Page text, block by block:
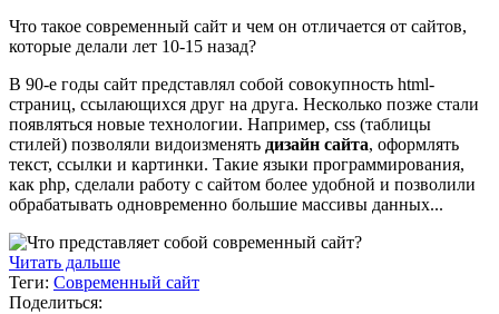
Что такое современный сайт и чем он отличается от сайтов,
которые делали лет 10-15 назад?
В 90-е годы сайт представлял собой совокупность html-
страниц, ссылающихся друг на друга. Несколько позже стали
появляться новые технологии. Например, css (таблицы
стилей) позволяли видоизменять дизайн сайта, оформлять
текст, ссылки и картинки. Такие языки программирования,
как php, сделали работу с сайтом более удобной и позволили
обрабатывать одновременно большие массивы данных...
Читать дальше
Теги: Современный сайт
Поделиться: